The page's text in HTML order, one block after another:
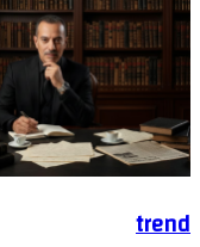
trend